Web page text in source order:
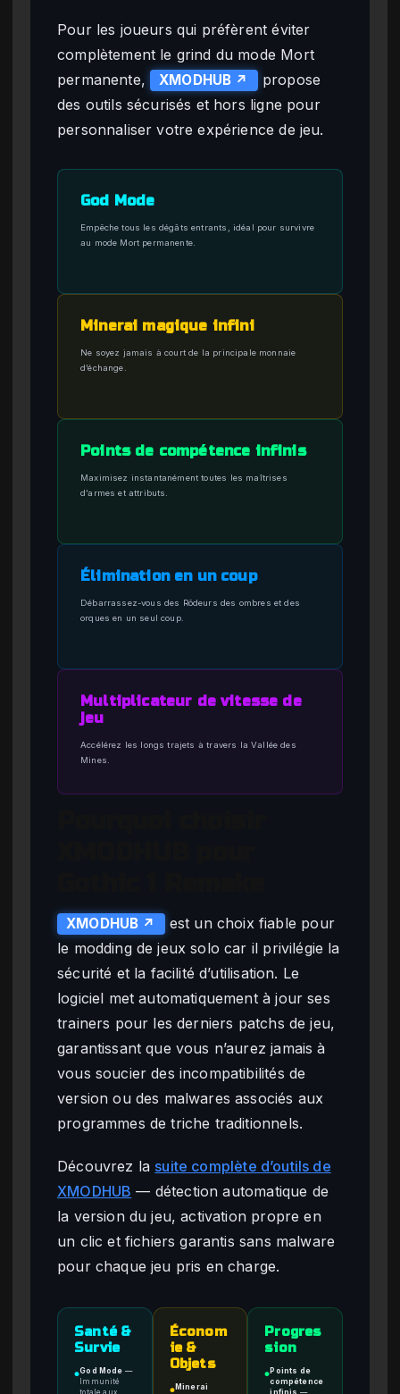
Pour les joueurs qui préfèrent éviter
complètement le grind du mode Mort
permanente,
XMODHUB ↗
propose
des outils sécurisés et hors ligne pour
personnaliser votre expérience de jeu.
God Mode
Empêche tous les dégâts entrants, idéal pour survivre
au mode Mort permanente.
Minerai magique infini
Ne soyez jamais à court de la principale monnaie
d’échange.
Points de compétence infinis
Maximisez instantanément toutes les maîtrises
d’armes et attributs.
Élimination en un coup
Débarrassez-vous des Rôdeurs des ombres et des
orques en un seul coup.
Multiplicateur de vitesse de
jeu
Accélérez les longs trajets à travers la Vallée des
Mines.
XMODHUB ↗
est un choix fiable pour
le modding de jeux solo car il privilégie la
sécurité et la facilité d’utilisation. Le
logiciel met automatiquement à jour ses
trainers pour les derniers patchs de jeu,
garantissant que vous n’aurez jamais à
vous soucier des incompatibilités de
version ou des malwares associés aux
programmes de triche traditionnels.
Découvrez la suite complète d’outils de
XMODHUB — détection automatique de
la version du jeu, activation propre en
un clic et fichiers garantis sans malware
pour chaque jeu pris en charge.
Santé &
Survie
●God Mode —
Immunité
totale aux
Économ
ie &
Objets
● Minerai
Progres
sion
●Points de
compétence
infinis —